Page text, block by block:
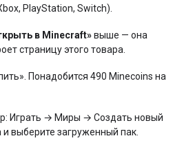
PlayStation, Switch).
в Minecraft»выше — она
страницу этого товара.
Понадобится 490 Minecoins на
Играть → Миры → Создать новый
выберите загруженный пак.